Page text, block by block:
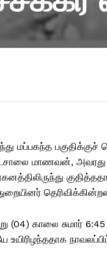
மப்பகந்த
மாணவன், அவரது
(04) காலை சுமார்
உயிரிழந்ததாக